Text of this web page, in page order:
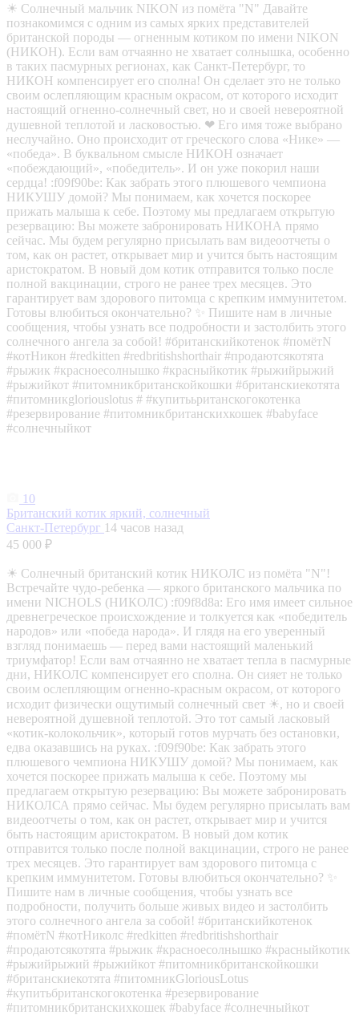
☀ Солнечный мальчик NIKON из помёта "N" Давайте
познакомимся с одним из самых ярких представителей
британской породы — огненным котиком по имени NIKON
(НИКОН). Если вам отчаянно не хватает солнышка, особенно
в таких пасмурных регионах, как Санкт-Петербург, то
НИКОН компенсирует его сполна! Он сделает это не только
своим ослепляющим красным окрасом, от которого исходит
настоящий огненно-солнечный свет, но и своей невероятной
душевной теплотой и ласковостью. ❤ Его имя тоже выбрано
неслучайно. Оно происходит от греческого слова «Нике» —
«победа». В буквальном смысле НИКОН означает
«побеждающий», «победитель». И он уже покорил наши
сердца! :f09f90be: Как забрать этого плюшевого чемпиона
НИКУШУ домой? Мы понимаем, как хочется поскорее
прижать малыша к себе. Поэтому мы предлагаем открытую
резервацию: Вы можете забронировать НИКОНА прямо
сейчас. Мы будем регулярно присылать вам видеоотчеты о
том, как он растет, открывает мир и учится быть настоящим
аристократом. В новый дом котик отправится только после
полной вакцинации, строго не ранее трех месяцев. Это
гарантирует вам здорового питомца с крепким иммунитетом.
Готовы влюбиться окончательно? ✨ Пишите нам в личные
сообщения, чтобы узнать все подробности и застолбить этого
солнечного ангела за собой! #британскийкотенок #помётN
#котНикон #redkitten #redbritishshorthair #продаютсякотята
#рыжик #красноесолнышко #красныйкотик #рыжийрыжий
#рыжийкот #питомникбританскойкошки #британскиекотята
#питомникgloriouslotus # #купитььританскогокотенка
#резервирование #питомникбританскихкошек #babyface
#солнечныйкот
10
Британский котик яркий, солнечный
Санкт-Петербург 14 часов назад
45 000 ₽
☀ Солнечный британский котик НИКОЛС из помёта "N"!
Встречайте чудо-ребенка — яркого британского мальчика по
имени NICHOLS (НИКОЛС) :f09f8d8a: Его имя имеет сильное
древнегреческое происхождение и толкуется как «победитель
народов» или «победа народа». И глядя на его уверенный
взгляд понимаешь — перед вами настоящий маленький
триумфатор! Если вам отчаянно не хватает тепла в пасмурные
дни, НИКОЛС компенсирует его сполна. Он сияет не только
своим ослепляющим огненно-красным окрасом, от которого
исходит физически ощутимый солнечный свет ☀, но и своей
невероятной душевной теплотой. Это тот самый ласковый
«котик-колокольчик», который готов мурчать без остановки,
едва оказавшись на руках. :f09f90be: Как забрать этого
плюшевого чемпиона НИКУШУ домой? Мы понимаем, как
хочется поскорее прижать малыша к себе. Поэтому мы
предлагаем открытую резервацию: Вы можете забронировать
НИКОЛСА прямо сейчас. Мы будем регулярно присылать вам
видеоотчеты о том, как он растет, открывает мир и учится
быть настоящим аристократом. В новый дом котик
отправится только после полной вакцинации, строго не ранее
трех месяцев. Это гарантирует вам здорового питомца с
крепким иммунитетом. Готовы влюбиться окончательно? ✨
Пишите нам в личные сообщения, чтобы узнать все
подробности, получить больше живых видео и застолбить
этого солнечного ангела за собой! #британскийкотенок
#помётN #котНиколс #redkitten #redbritishshorthair
#продаютсякотята #рыжик #красноесолнышко #красныйкотик
#рыжийрыжий #рыжийкот #питомникбританскойкошки
#британскиекотята #питомникGloriousLotus
#купитьбританскогокотенка #резервирование
#питомникбританскихкошек #babyface #солнечныйкот